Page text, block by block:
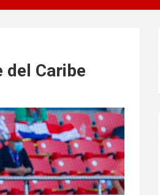
del Caribe